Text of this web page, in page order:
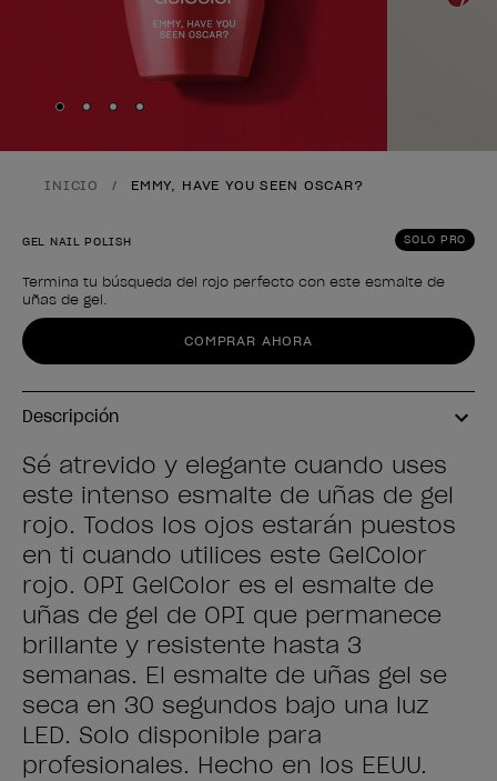
Skip to slide
Skip to slide
Skip to slide
Skip to slide
INICIO EMMY, HAVE YOU SEEN OSCAR?
SOLO PRO
GEL NAIL POLISH
Termina tu búsqueda del rojo perfecto con este esmalte de
uñas de gel.
Forma del producto
COMPRAR AHORA
Descripción
Sé atrevido y elegante cuando uses
este intenso esmalte de uñas de gel
rojo. Todos los ojos estarán puestos
en ti cuando utilices este GelColor
rojo. OPI GelColor es el esmalte de
uñas de gel de OPI que permanece
brillante y resistente hasta 3
semanas. El esmalte de uñas gel se
seca en 30 segundos bajo una luz
LED. Solo disponible para
profesionales. Hecho en los EEUU.